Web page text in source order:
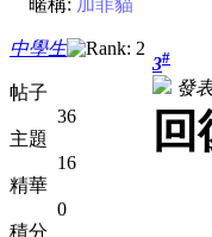
中學生
帖子
36
主題
16
精華
0
積分
3#
發
回